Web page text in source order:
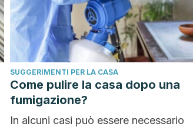
SUGGERIMENTI PER LA CASA
Come pulire la casa dopo una
fumigazione?
In alcuni casi può essere necessario